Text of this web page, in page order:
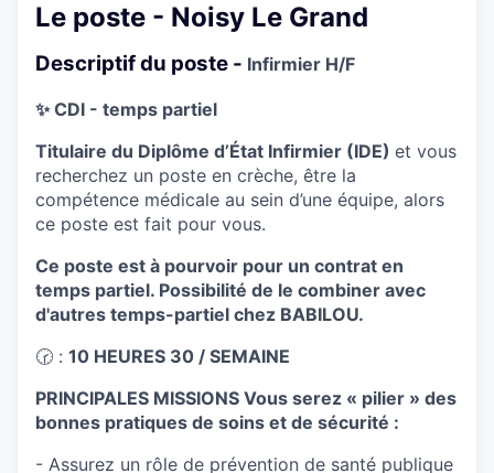
Le poste - Noisy Le Grand
Descriptif du poste - Infirmier H/F
✨ ​CDI - temps partiel
Titulaire du Diplôme d’État Infirmier (IDE) et vous
recherchez un poste en crèche, être la
compétence médicale au sein d’une équipe, alors
ce poste est fait pour vous.
Ce poste est à pourvoir pour un contrat en
temps partiel. Possibilité de le combiner avec
d'autres temps-partiel chez BABILOU.
🕝 : 10 HEURES 30 / SEMAINE
PRINCIPALES MISSIONS Vous serez « pilier » des
bonnes pratiques de soins et de sécurité :
- Assurez un rôle de prévention de santé publique